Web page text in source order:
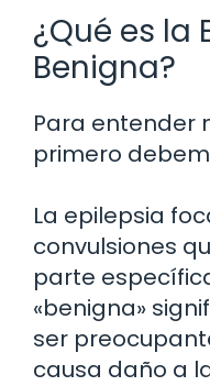
¿Qué es la
Benigna?
Para entender
primero
La epilepsia
convulsiones
parte
«benigna»
ser
causa daño a